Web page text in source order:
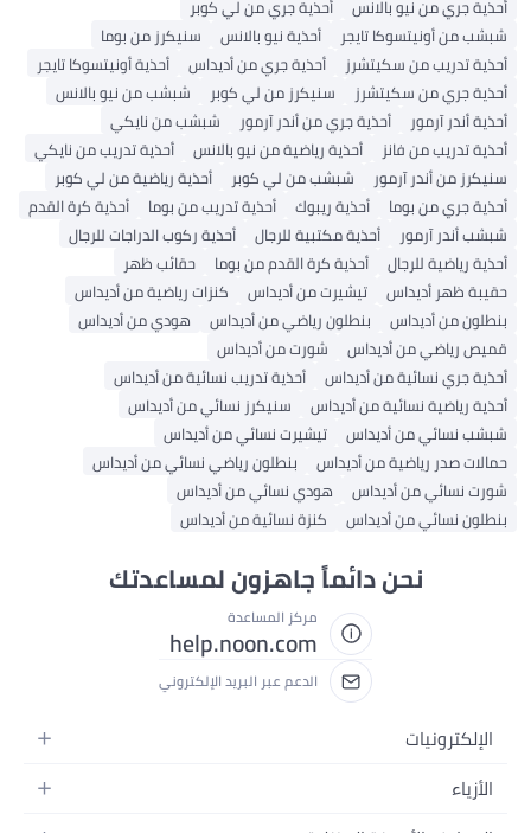
جري من نيو بالانس
أحذية جري من لي كوبر
من أونيتسوكا تايجر
أحذية نيو بالانس
سنيكرز من بوما
تدريب من سكيتشرز
أحذية جري من أديداس
أحذية أونيتسوكا تايجر
جري من سكيتشرز
سنيكرز من لي كوبر
شبشب من نيو بالانس
أندر آرمور
أحذية جري من أندر آرمور
شبشب من نايكي
تدريب من فانز
أحذية رياضية من نيو بالانس
أحذية تدريب من نايكي
من أندر آرمور
شبشب من لي كوبر
أحذية رياضية من لي كوبر
جري من بوما
أحذية ريبوك أحذية تدريب من بوما
أحذية كرة القدم
أندر آرمور
أحذية مكتبية للرجال
أحذية ركوب الدراجات للرجال
رياضية للرجال
أحذية كرة القدم من بوما
حقائب ظهر
ظهر أديداس
تيشيرت من أديداس
كنزات رياضية من أديداس
من أديداس
بنطلون رياضي من أديداس
هودي من أديداس
رياضي من أديداس
شورت من أديداس
جري نسائية من أديداس
أحذية تدريب نسائية من أديداس
رياضية نسائية من أديداس
سنيكرز نسائي من أديداس
نسائي من أديداس
تيشيرت نسائي من أديداس
صدر رياضية من أديداس
بنطلون رياضي نسائي من أديداس
نسائي من أديداس
هودي نسائي من أديداس
نسائي من أديداس
كنزة نسائية من أديداس
نحن دائماً جاهزون لمساعدتك
مركز المساعدة
help.noon.com
الدعم عبر البريد الإلكتروني
الإلكترونيات
الجوالات
الأزياء